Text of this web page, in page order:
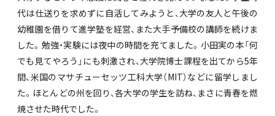
代は仕送りを求めずに自活してみようと、大学の友人と午後の
幼稚園を借りて進学塾を経営、また大手予備校の講師を続けま
した。勉強・実験には夜中の時間を充てました。小田実の本「何
でも見てやろう」にも刺激され、大学院博士課程を出てから5年
間、米国のマサチューセッツ工科大学（MIT）などに留学しまし
た。ほとんどの州を回り、各大学の学生を訪ね、まさに青春を燃
焼させた時代でした。